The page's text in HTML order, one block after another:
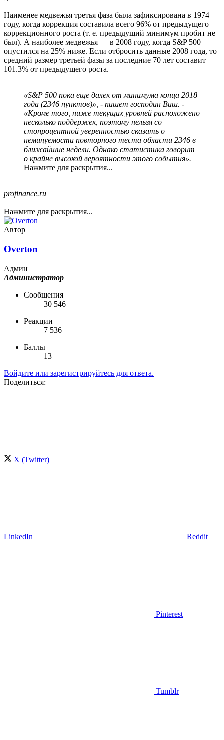
Наименее медвежья третья фаза была зафиксирована в 1974
году, когда коррекция составила всего 96% от предыдущего
коррекционного роста (т. е. предыдущий минимум пробит не
был). А наиболее медвежья — в 2008 году, когда S&P 500
опустился на 25% ниже. Если отбросить данные 2008 года, то
средний размер третьей фазы за последние 70 лет составит
101.3% от предыдущего роста.
«S&P 500 пока еще далек от минимума конца 2018
года (2346 пунктов)», - пишет господин Виш. -
«Кроме того, ниже текущих уровней расположено
несколько поддержек, поэтому нельзя со
стопроцентной уверенностью сказать о
неминуемости повторного теста области 2346 в
ближайшие недели. Однако статистика говорит
о крайне высокой вероятности этого события».
Нажмите для раскрытия...
profinance.ru
Нажмите для раскрытия...
Автор
Overton
Админ
Администратор
Сообщения
30 546
Реакции
7 536
Баллы
13
Войдите или зарегистрируйтесь для ответа.
Поделиться:
X (Twitter)
LinkedIn Reddit
Pinterest
Tumblr